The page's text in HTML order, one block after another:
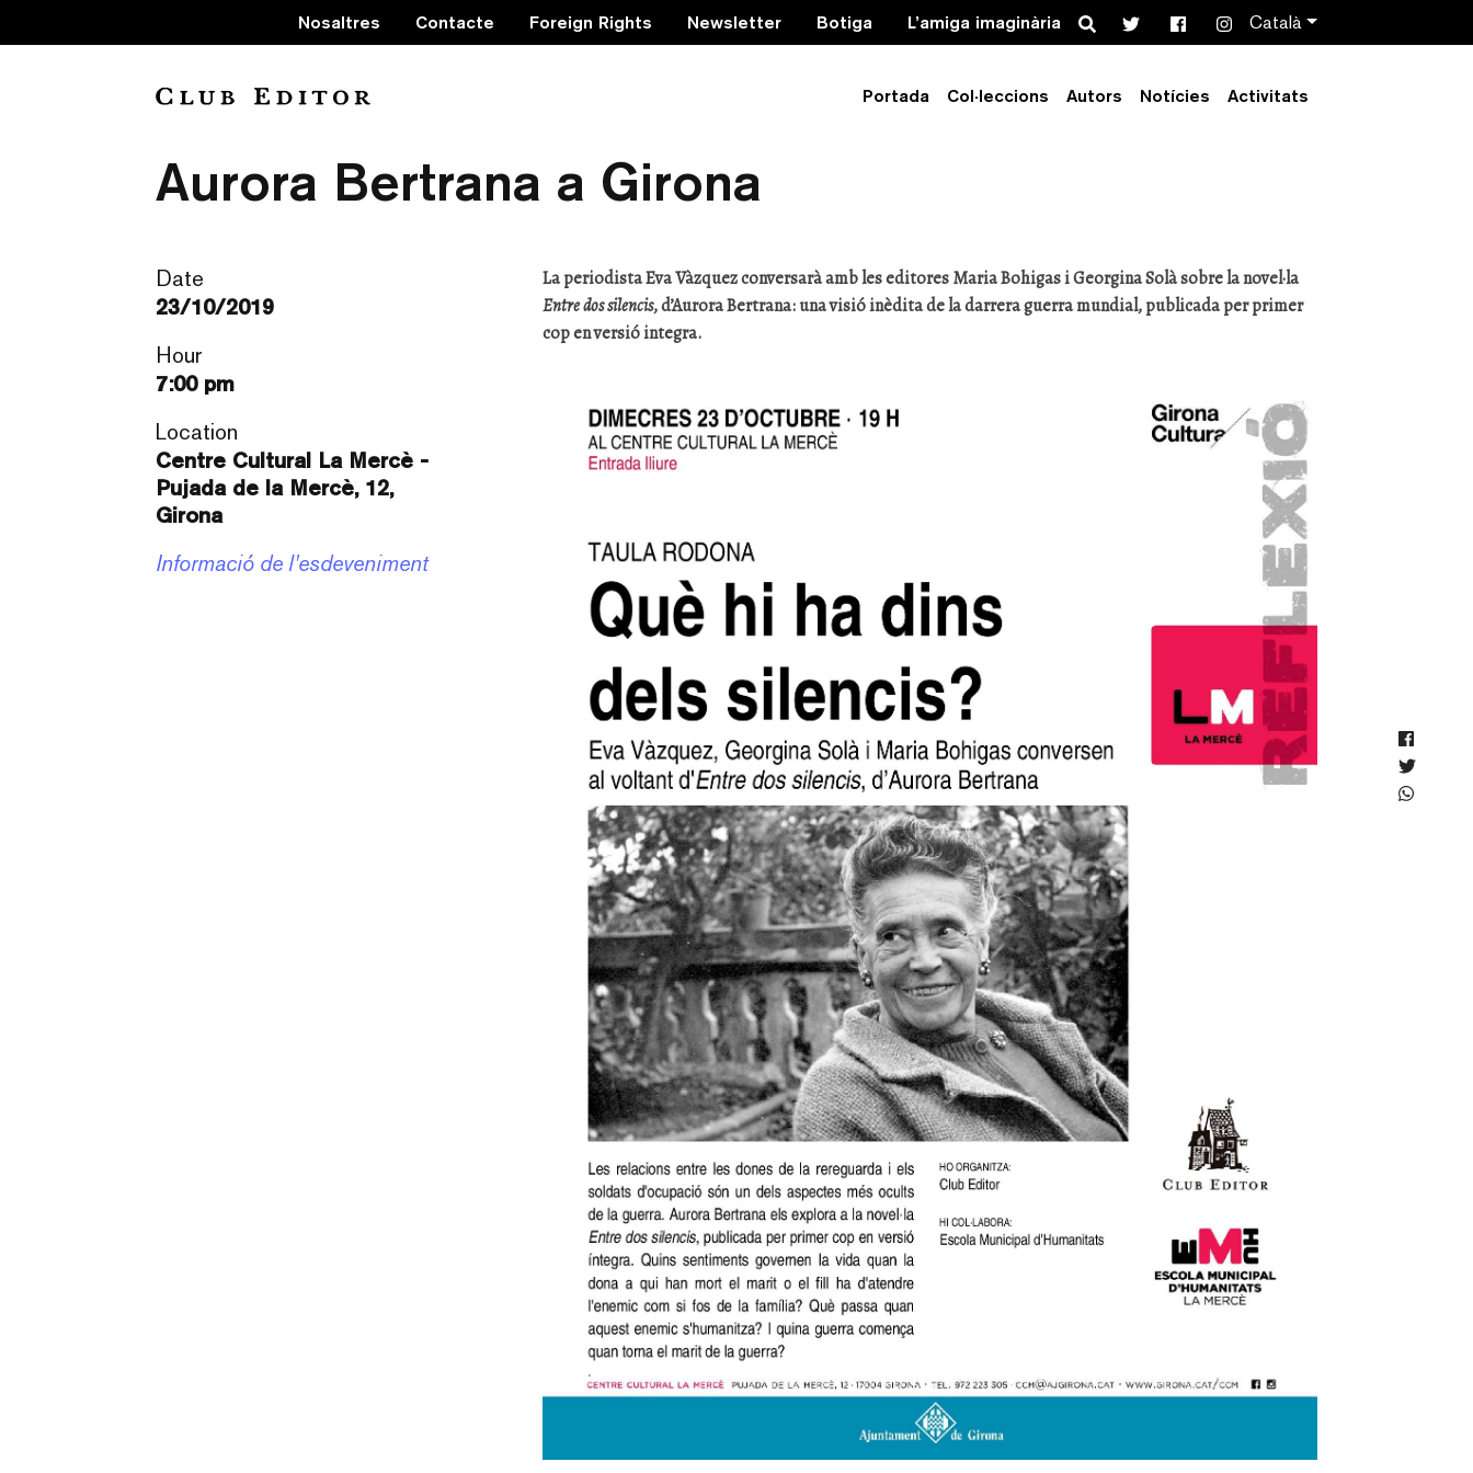
Nosaltres Contacte Foreign Rights Newsletter Botiga L’amiga imaginària Search Català
Portada Col·leccions Autors Notícies Activitats
Què hi ha dins dels silencis? — Conversa sobre
Aurora Bertrana a Girona
Date
23/10/2019
Hour
7:00 pm
Location
Centre Cultural La Mercè -
Pujada de la Mercè, 12,
Girona
Informació de l'esdeveniment
La periodista Eva Vàzquez conversarà amb les editores Maria Bohigas i Georgina Solà sobre la novel·la
Entre dos silencis, d’Aurora Bertrana: una visió inèdita de la darrera guerra mundial, publicada per primer
cop en versió integra.